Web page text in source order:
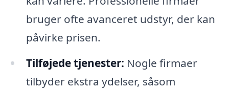
bruger ofte avanceret udstyr, der kan
påvirke prisen.
Tilføjede tjenester: Nogle firmaer
tilbyder ekstra ydelser, såsom